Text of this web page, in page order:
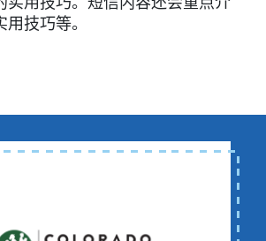
技巧等。